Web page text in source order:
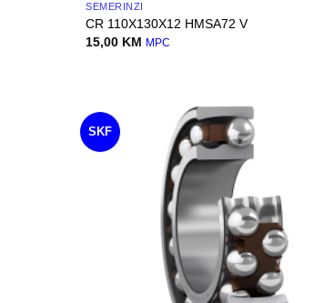
SEMERINZI
CR 110X130X12 HMSA72 V
15,00 KM MPC
SKF